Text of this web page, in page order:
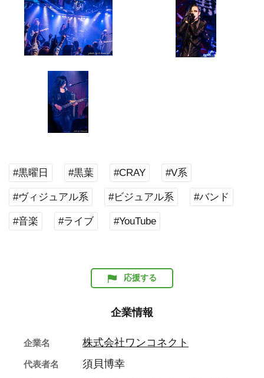
#黒曜日 #黒葉 #CRAY #V系
#ヴィジュアル系 #ビジュアル系 #バンド
#音楽 #ライブ #YouTube
応援する
企業情報
企業名 株式会社ワンコネクト
代表者名 須貝博幸